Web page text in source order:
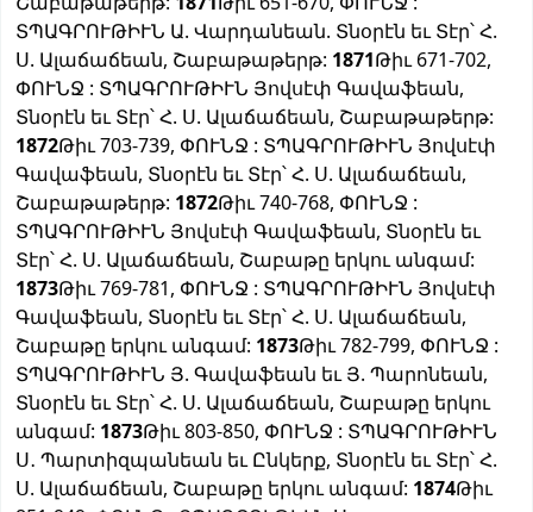
ՏՊԱԳՐՈՒԹԻՒՆ Ա. Վարդանեան. Տնօրէն եւ Տէր՝ Հ.
Ս. Ալաճաճեան, Շաբաթաթերթ: 1871Թիւ 671-702,
ՓՈՒՆՋ : ՏՊԱԳՐՈՒԹԻՒՆ Յովսէփ Գավաֆեան,
Տնօրէն եւ Տէր՝ Հ. Ս. Ալաճաճեան, Շաբաթաթերթ:
1872Թիւ 703-739, ՓՈՒՆՋ : ՏՊԱԳՐՈՒԹԻՒՆ Յովսէփ
Գավաֆեան, Տնօրէն եւ Տէր՝ Հ. Ս. Ալաճաճեան,
Շաբաթաթերթ: 1872Թիւ 740-768, ՓՈՒՆՋ :
ՏՊԱԳՐՈՒԹԻՒՆ Յովսէփ Գավաֆեան, Տնօրէն եւ
Տէր՝ Հ. Ս. Ալաճաճեան, Շաբաթը երկու անգամ:
1873Թիւ 769-781, ՓՈՒՆՋ : ՏՊԱԳՐՈՒԹԻՒՆ Յովսէփ
Գավաֆեան, Տնօրէն եւ Տէր՝ Հ. Ս. Ալաճաճեան,
Շաբաթը երկու անգամ: 1873Թիւ 782-799, ՓՈՒՆՋ :
ՏՊԱԳՐՈՒԹԻՒՆ Յ. Գավաֆեան եւ Յ. Պարոնեան,
Տնօրէն եւ Տէր՝ Հ. Ս. Ալաճաճեան, Շաբաթը երկու
անգամ: 1873Թիւ 803-850, ՓՈՒՆՋ : ՏՊԱԳՐՈՒԹԻՒՆ
Ս․ Պարտիզպանեան եւ Ընկերք, Տնօրէն եւ Տէր՝ Հ.
Ս. Ալաճաճեան, Շաբաթը երկու անգամ: 1874Թիւ